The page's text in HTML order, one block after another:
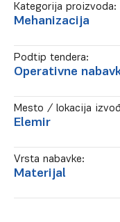
Kategorija proizvoda:
Mehanizacija
Podtip tendera:
Operativne
Mesto / lokacija
Elemir
Vrsta nabavke:
Materijal